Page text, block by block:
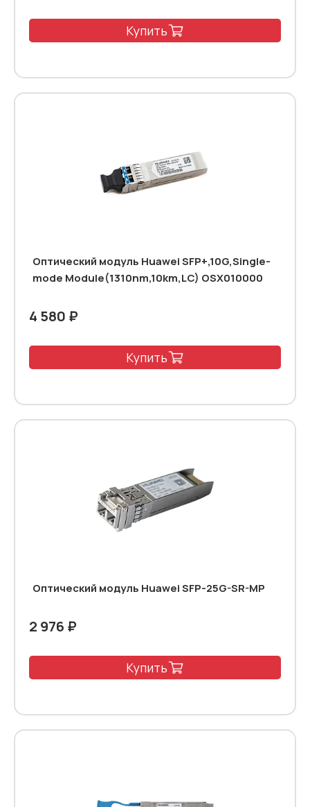
Купить
Оптический модуль Huawei SFP+,10G,Single-
mode Module(1310nm,10km,LC) OSX010000
4 580 ₽
Купить
Оптический модуль Huawei SFP-25G-SR-MP
2 976 ₽
Купить